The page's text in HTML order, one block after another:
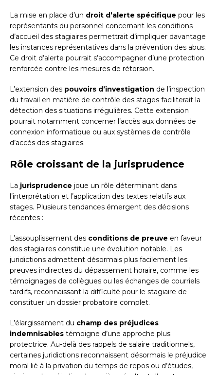
La mise en place d’un droit d’alerte spécifique pour les
représentants du personnel concernant les conditions
d’accueil des stagiaires permettrait d’impliquer davantage
les instances représentatives dans la prévention des abus.
Ce droit d’alerte pourrait s’accompagner d’une protection
renforcée contre les mesures de rétorsion.
L’extension des pouvoirs d’investigation de l’inspection
du travail en matière de contrôle des stages faciliterait la
détection des situations irrégulières. Cette extension
pourrait notamment concerner l’accès aux données de
connexion informatique ou aux systèmes de contrôle
d’accès des stagiaires.
Rôle croissant de la jurisprudence
La jurisprudence joue un rôle déterminant dans
l’interprétation et l’application des textes relatifs aux
stages. Plusieurs tendances émergent des décisions
récentes :
L’assouplissement des conditions de preuve en faveur
des stagiaires constitue une évolution notable. Les
juridictions admettent désormais plus facilement les
preuves indirectes du dépassement horaire, comme les
témoignages de collègues ou les échanges de courriels
tardifs, reconnaissant la difficulté pour le stagiaire de
constituer un dossier probatoire complet.
L’élargissement du champ des préjudices
indemnisables témoigne d’une approche plus
protectrice. Au-delà des rappels de salaire traditionnels,
certaines juridictions reconnaissent désormais le préjudice
moral lié à la privation du temps de repos ou d’études,